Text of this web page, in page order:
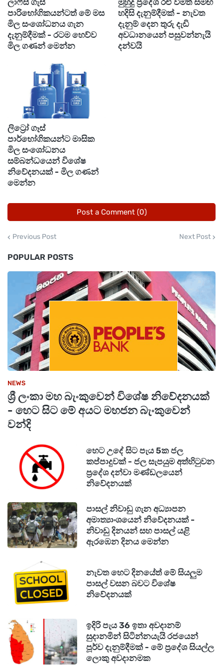
කුලියාපිටිය, අනුරාධපුරය, ගාල්ල, කළුතර ඇතුළු
ප්‍රදේශවලට වැලි ප්‍රවාහන කිරීමේදී ප්‍රවාහන මිල
ඉහල නැංවීමට සිදුවනු ඇති බවද ඔහු සදහන් කර
ඇත.
ලාෆ්ස් ගැස්
පාරිභෝගිකයන්ටත් මේ මස
මිල සංශෝධනය ගැන
දැනුම්දීමක් - රටම හෙව්ව
මිල ගණන් මෙන්න
මුහුදු ප්‍රදේශ රළු වීමත් සමඟ
හදිසි දැනුම්දීමක් - නැවත
දැනුම් දෙන තුරු දැඩි
අවධානයෙන් පසුවන්නැයි
දන්වයි
ලිට්‍රෝ ගෑස්
පාර්භෝගිකයන්ට මාසික
මිල සංශෝධනය
සම්බන්ධයෙන් විශේෂ
නිවේදනයක් - මිල ගණන්
මෙන්න
Post a Comment (0)
Previous Post Next Post
POPULAR POSTS
NEWS
ශ්‍රී ලංකා මහ බැංකුවෙන් විශේෂ නිවේදනයක්
- හෙට සිට මේ අයට මහජන බැංකුවෙන්
වන්දි
හෙට උදේ සිට පැය 5ක ජල
කප්පාදුවක් - ජල සැපයුම අත්හිටුවන
ප්‍රදේශ දන්වා මණ්ඩලයෙන්
නිවේදනයක්
පාසල් නිවාඩු ගැන අධ්‍යාපන
අමාත්‍යාංශයෙන් නිවේදනයක් -
නිවාඩු දිනයන් සහ පාසල් යළි
ඇරඹෙන දිනය මෙන්න
නැවත හෙට දිනයේත් මේ සියලුම
පාසල් වසන බවට විශේෂ
නිවේදනයක්
ඉදිරි පැය 36 ඉතා අවදානම්
සුදානමින් සිටින්නයැයි රජයෙන්
පූර්ව දැනුම්දීමක් - මේ ප්‍රදේශ සියල්ල
ලොකු අවදානමක